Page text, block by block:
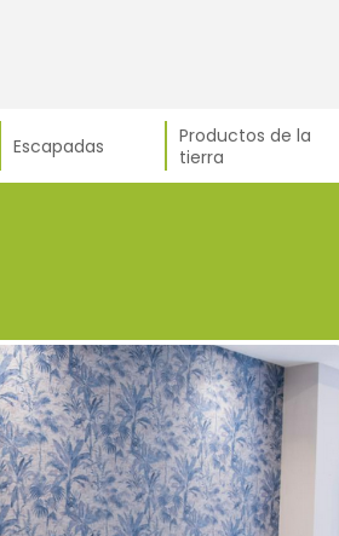
Escapadas
Productos de la
tierra